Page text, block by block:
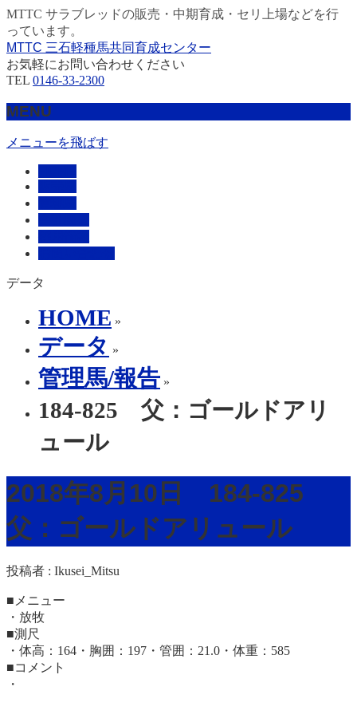
MTTC サラブレッドの販売・中期育成・セリ上場などを行
っています。
MTTC 三石軽種馬共同育成センター
お気軽にお問い合わせください
TEL 0146-33-2300
MENU
メニューを飛ばす
データ
HOME »
データ »
管理馬/報告 »
184-825 父：ゴールドアリ
ュール
2018年8月10日 184-825
父：ゴールドアリュール
投稿者 : Ikusei_Mitsu
■メニュー
・放牧
■測尺
・体高：164・胸囲：197・管囲：21.0・体重：585
■コメント
・